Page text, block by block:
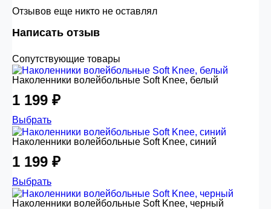
Отзывов еще никто не оставлял
Написать отзыв
Сопутствующие товары
Наколенники волейбольные Soft Knee, белый
1 199 ₽
Выбрать
Наколенники волейбольные Soft Knee, синий
1 199 ₽
Выбрать
Наколенники волейбольные Soft Knee, черный